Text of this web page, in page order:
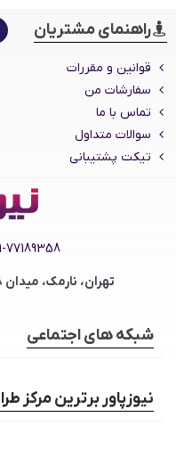
راهنمای مشتریان
قوانین و مقررات
سفارشات من
تماس با ما
سوالات متداول
تیکت پشتیبانی
77189358
تهران، نارمک، میدان 48، کوچه شهید سیاوش، پلاک 16
شبکه های اجتماعی
نیوزپاور برترین مرکز